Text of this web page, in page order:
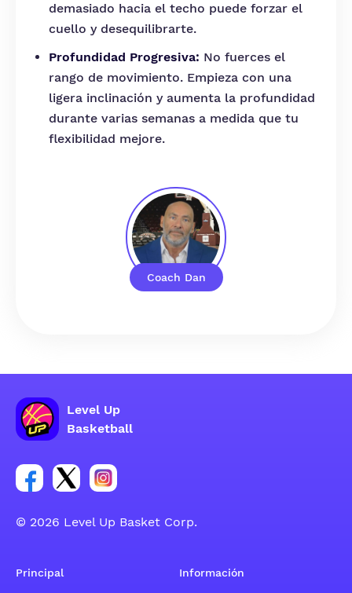
Coach Dan
demasiado hacia el techo puede forzar el
cuello y desequilibrarte.
Profundidad Progresiva: No fuerces el
rango de movimiento. Empieza con una
ligera inclinación y aumenta la profundidad
durante varias semanas a medida que tu
flexibilidad mejore.
Level Up
Basketball
Enlace para el grupo social de la cuenta de Facebook
Enlace para el grupo social de la cuenta de
Enlace para el grupo social de la cuenta
© 2026 Level Up Basket Corp.
Principal Información